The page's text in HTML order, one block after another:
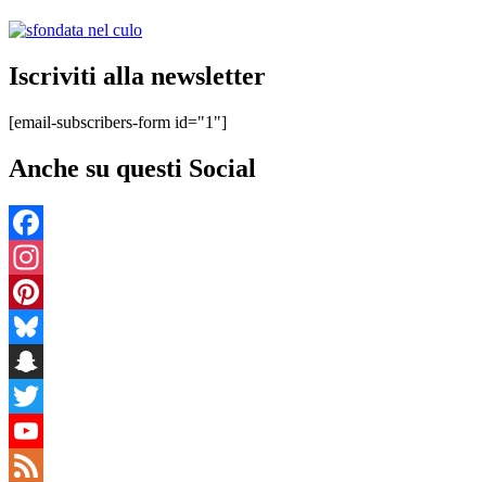
Iscriviti alla newsletter
[email-subscribers-form id="1"]
Anche su questi Social
Facebook
Instagram
Pinterest
Bluesky
Snapchat
Twitter
YouTube